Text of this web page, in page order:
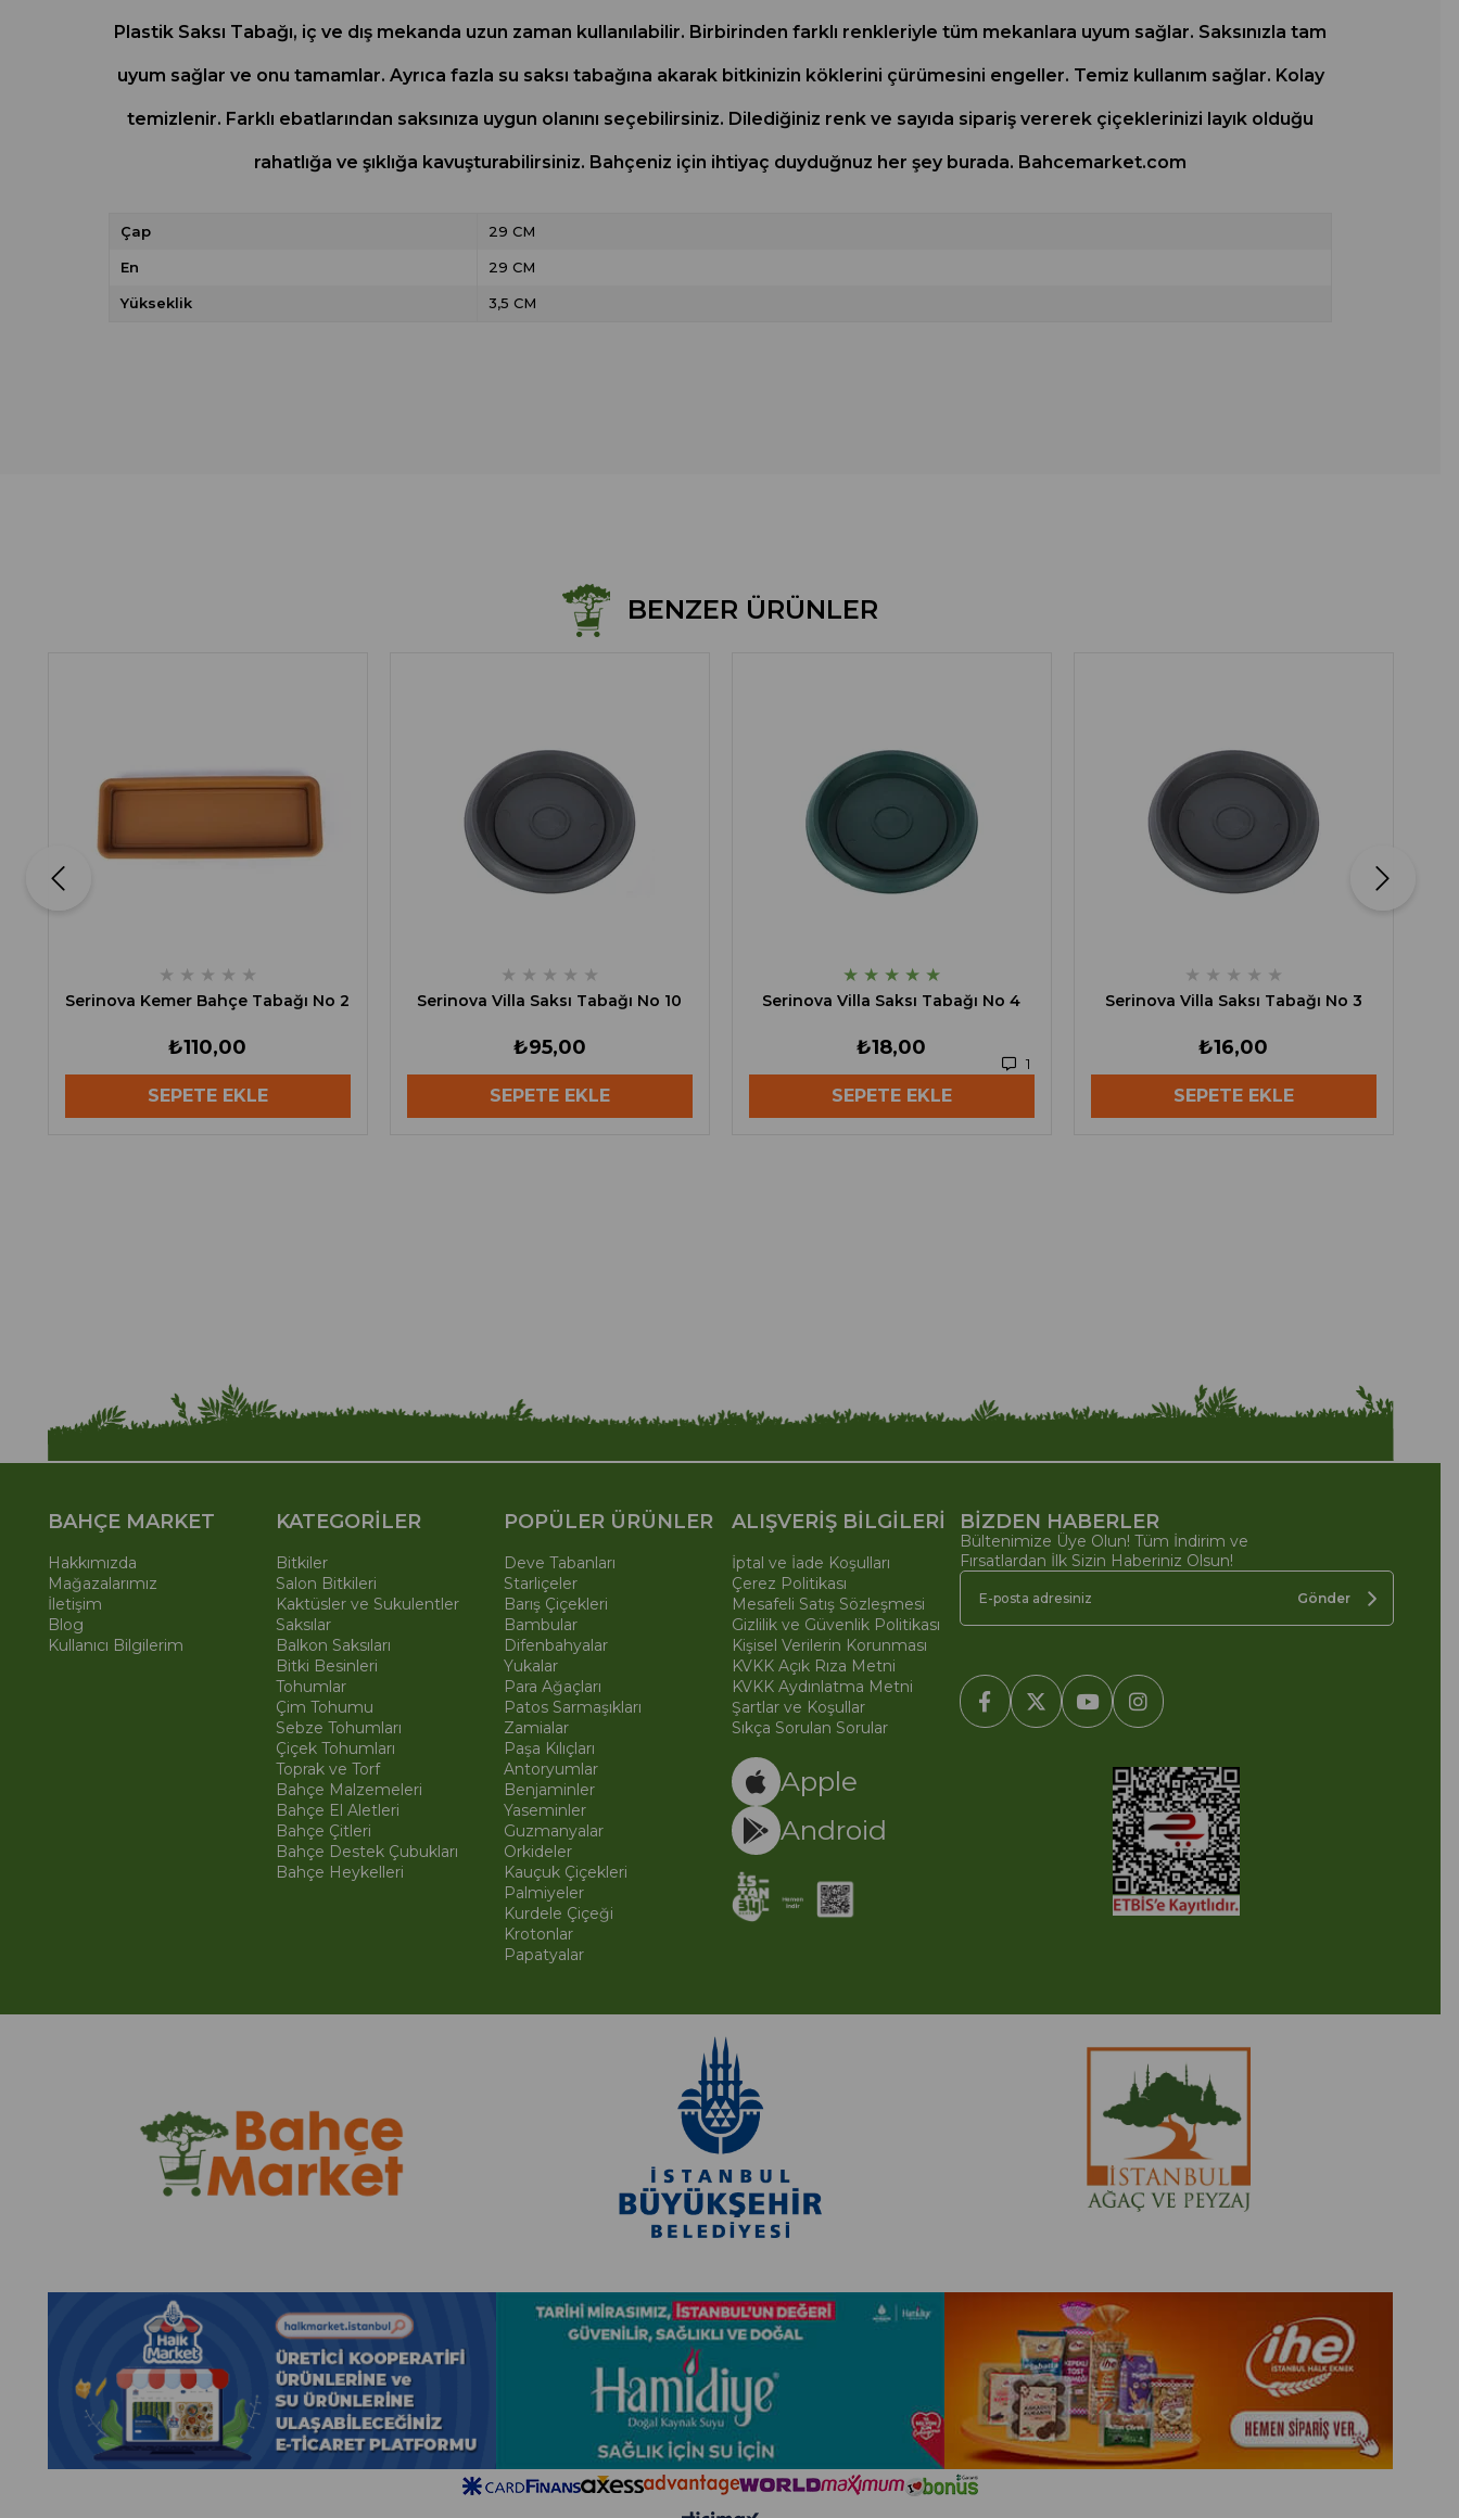
Plastik Saksı Tabağı, iç ve dış mekanda uzun zaman kullanılabilir. Birbirinden farklı renkleriyle tüm mekanlara uyum sağlar. Saksınızla tam
uyum sağlar ve onu tamamlar. Ayrıca fazla su saksı tabağına akarak bitkinizin köklerini çürümesini engeller. Temiz kullanım sağlar. Kolay
temizlenir. Farklı ebatlarından saksınıza uygun olanını seçebilirsiniz. Dilediğiniz renk ve sayıda sipariş vererek çiçeklerinizi layık olduğu
rahatlığa ve şıklığa kavuşturabilirsiniz. Bahçeniz için ihtiyaç duyduğnuz her şey burada. Bahcemarket.com
Çap 29 CM
En 29 CM
Yükseklik 3,5 CM
BENZER ÜRÜNLER
★ ★ ★ ★ ★
Serinova Kemer Bahçe Tabağı No 2
₺110,00
SEPETE EKLE
★ ★ ★ ★ ★
Serinova Villa Saksı Tabağı No 10
₺95,00
SEPETE EKLE
★ ★ ★ ★ ★
Serinova Villa Saksı Tabağı No 4
1
₺18,00
SEPETE EKLE
★ ★ ★ ★ ★
Serinova Villa Saksı Tabağı No 3
₺16,00
SEPETE EKLE
BAHÇE MARKET
Hakkımızda
Mağazalarımız
İletişim
Blog
Kullanıcı Bilgilerim
KATEGORİLER
Bitkiler
Salon Bitkileri
Kaktüsler ve Sukulentler
Saksılar
Balkon Saksıları
Bitki Besinleri
Tohumlar
Çim Tohumu
Sebze Tohumları
Çiçek Tohumları
Toprak ve Torf
Bahçe Malzemeleri
Bahçe El Aletleri
Bahçe Çitleri
Bahçe Destek Çubukları
Bahçe Heykelleri
POPÜLER ÜRÜNLER
Deve Tabanları
Starliçeler
Barış Çiçekleri
Bambular
Difenbahyalar
Yukalar
Para Ağaçları
Patos Sarmaşıkları
Zamialar
Paşa Kılıçları
Antoryumlar
Benjaminler
Yaseminler
Guzmanyalar
Orkideler
Kauçuk Çiçekleri
Palmiyeler
Kurdele Çiçeği
Krotonlar
Papatyalar
ALIŞVERİŞ BİLGİLERİ
İptal ve İade Koşulları
Çerez Politikası
Mesafeli Satış Sözleşmesi
Gizlilik ve Güvenlik Politikası
Kişisel Verilerin Korunması
KVKK Açık Rıza Metni
KVKK Aydınlatma Metni
Şartlar ve Koşullar
Sıkça Sorulan Sorular
Apple
Android
BİZDEN HABERLER
Bültenimize Üye Olun! Tüm İndirim ve
Fırsatlardan İlk Sizin Haberiniz Olsun!
Gönder